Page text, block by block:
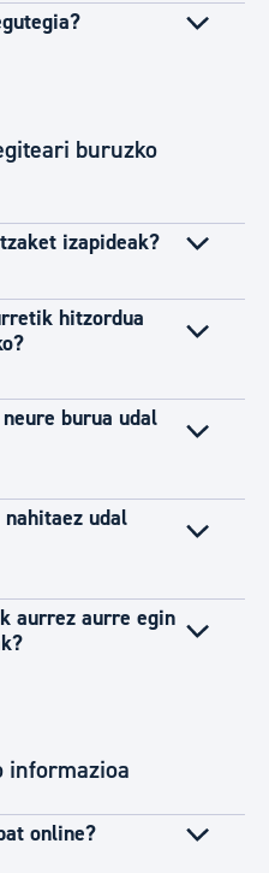
buruzko
izapideak?
hitzordua
burua udal
udal
aurrez aurre egin
informazioa
online?